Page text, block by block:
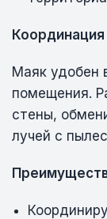
Маяк удобен
помещения.
стены,
лучей с